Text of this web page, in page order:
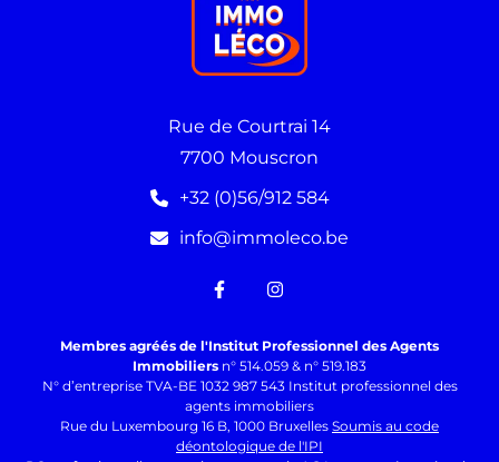
Rue de Courtrai 14
7700 Mouscron
+32 (0)56/912 584
info@immoleco.be
Membres agréés de l'Institut Professionnel des Agents
Immobiliers n° 514.059 & n° 519.183
N° d’entreprise TVA-BE 1032 987 543 Institut professionnel des
agents immobiliers
Rue du Luxembourg 16 B, 1000 Bruxelles Soumis au code
déontologique de l'IPI